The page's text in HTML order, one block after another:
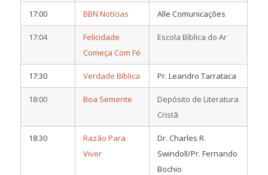
17:00 BBN Notícias Alle Comunicações
17:04
Felicidade
Começa Com Fé
Escola Bíblica do Ar
17:30 Verdade Bíblica Pr. Leandro Tarrataca
18:00 Boa Semente
Depósito de Literatura
Cristã
18:30
Razão Para
Viver
Dr. Charles R.
Swindoll/Pr. Fernando
Bochio